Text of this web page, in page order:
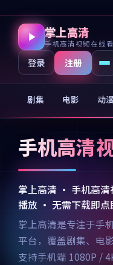
掌上高清
手机高清视频在线
登录 注册
剧集 电影 动
手机高清
掌上高清 · 手机高
播放 · 无需下载即点
掌上高清是专注于手
平台，覆盖剧集、电
支持手机端 1080P /